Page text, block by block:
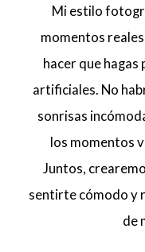
Mi estilo
momentos
hacer que
artificiales. No
sonrisas
los momentos
Juntos,
sentirte cómodo y
de